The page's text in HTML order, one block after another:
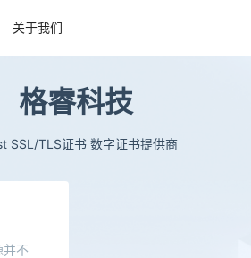
关于我们
格睿科技
SSL/TLS证书 数字证书提供商
不